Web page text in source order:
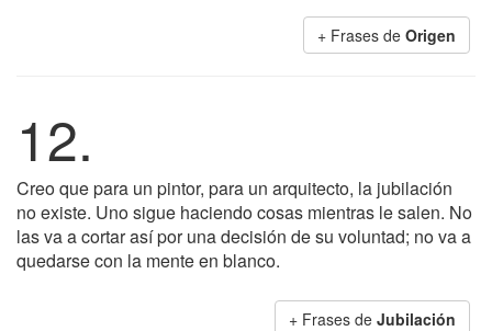
+ Frases de Origen
12.
Creo que para un pintor, para un arquitecto, la jubilación
no existe. Uno sigue haciendo cosas mientras le salen. No
las va a cortar así por una decisión de su voluntad; no va a
quedarse con la mente en blanco.
+ Frases de Jubilación